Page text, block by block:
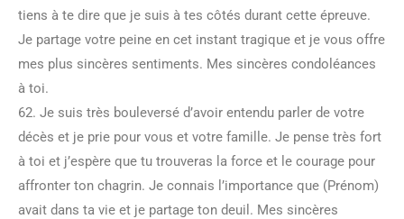
tiens à te dire que je suis à tes côtés durant cette épreuve.
Je partage votre peine en cet instant tragique et je vous offre
mes plus sincères sentiments. Mes sincères condoléances
à toi.
62. Je suis très bouleversé d’avoir entendu parler de votre
décès et je prie pour vous et votre famille. Je pense très fort
à toi et j’espère que tu trouveras la force et le courage pour
affronter ton chagrin. Je connais l’importance que (Prénom)
avait dans ta vie et je partage ton deuil. Mes sincères